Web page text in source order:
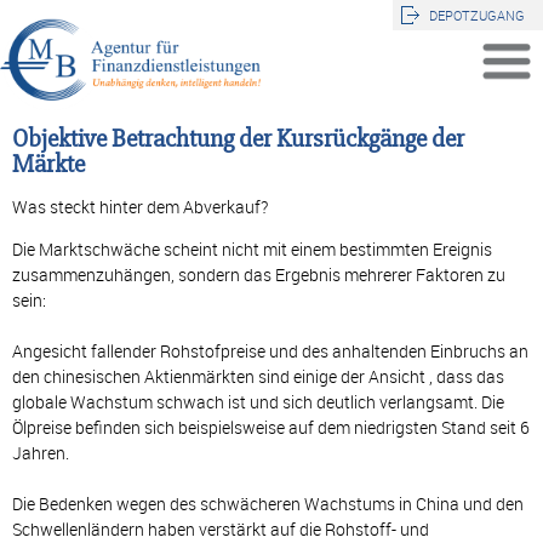
DEPOTZUGANG
Objektive Betrachtung der Kursrückgänge der
Märkte
Was steckt hinter dem Abverkauf?
Die Marktschwäche scheint nicht mit einem bestimmten Ereignis
zusammenzuhängen, sondern das Ergebnis mehrerer Faktoren zu
sein:
Angesicht fallender Rohstofpreise und des anhaltenden Einbruchs an
den chinesischen Aktienmärkten sind einige der Ansicht , dass das
globale Wachstum schwach ist und sich deutlich verlangsamt. Die
Ölpreise befinden sich beispielsweise auf dem niedrigsten Stand seit 6
Jahren.
Die Bedenken wegen des schwächeren Wachstums in China und den
Schwellenländern haben verstärkt auf die Rohstoff- und